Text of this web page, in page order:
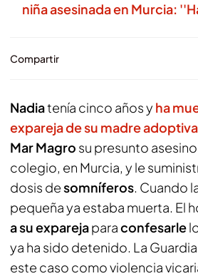
niña asesinada en Murcia:
Compartir
Nadiatenía cinco años y ha
expareja de su madre adoptiva
Mar Magro su presunto
colegio, en Murcia, y le
dosis desomníferos. Cuando
pequeña ya estaba muerta. El
a su exparejaparaconfesarle
ya ha sido detenido. La
este caso como violencia